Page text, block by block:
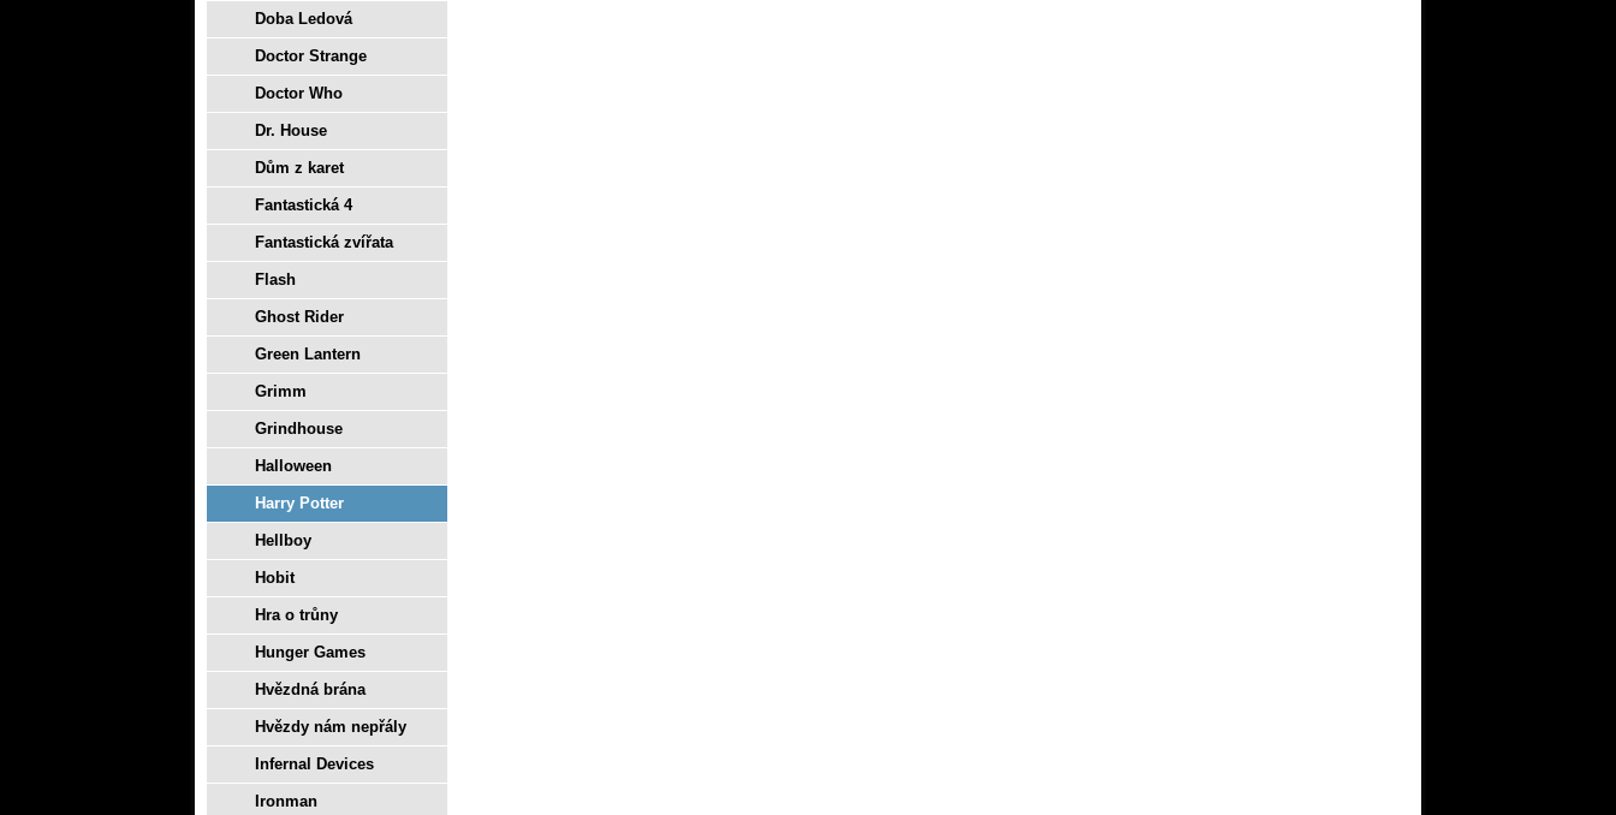
Doba Ledová
Doctor Strange
Doctor Who
Dr. House
Dům z karet
Fantastická 4
Fantastická zvířata
Flash
Ghost Rider
Green Lantern
Grimm
Grindhouse
Halloween
Harry Potter
Hellboy
Hobit
Hra o trůny
Hunger Games
Hvězdná brána
Hvězdy nám nepřály
Infernal Devices
Ironman